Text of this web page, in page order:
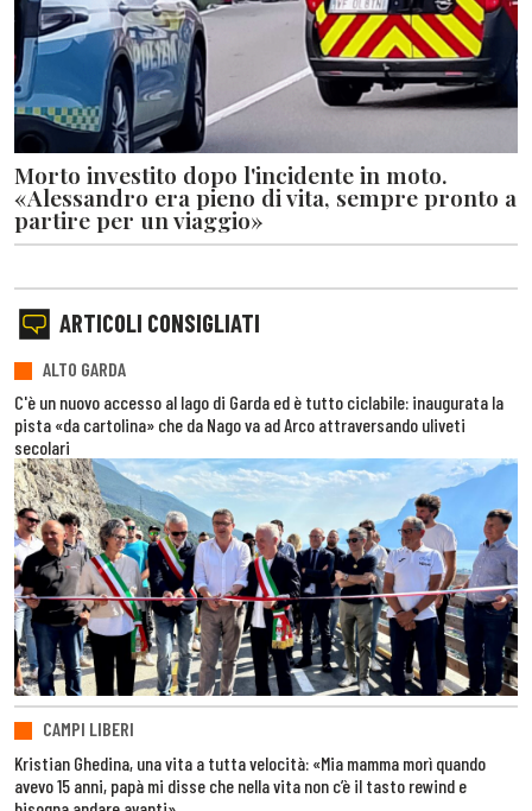
Morto investito dopo l'incidente in moto.
«Alessandro era pieno di vita, sempre pronto a
partire per un viaggio»
ARTICOLI CONSIGLIATI
ALTO GARDA
C'è un nuovo accesso al lago di Garda ed è tutto ciclabile: inaugurata la
pista «da cartolina» che da Nago va ad Arco attraversando uliveti
secolari
CAMPI LIBERI
Kristian Ghedina, una vita a tutta velocità: «Mia mamma morì quando
avevo 15 anni, papà mi disse che nella vita non c’è il tasto rewind e